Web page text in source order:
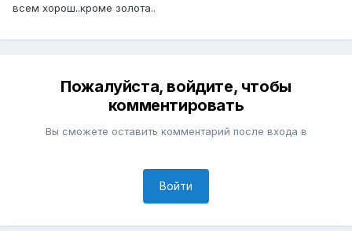
всем хорош..кроме золота..
Пожалуйста, войдите, чтобы
комментировать
Вы сможете оставить комментарий после входа в
Войти